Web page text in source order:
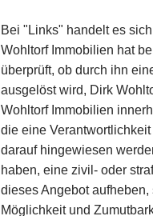
Bei "Links" handelt es
Wohltorf Immobilien hat
überprüft, ob durch ihn
ausgelöst wird, Dirk
Wohltorf Immobilien
die eine
darauf hingewiesen
haben, eine zivil- oder
dieses Angebot
Möglichkeit und